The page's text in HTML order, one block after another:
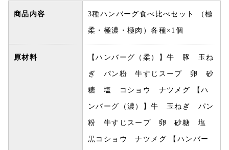
商品内容 3種ハンバーグ食べ比べセット （極
柔・極濃・極肉）各種×1個
原材料 【ハンバーグ（柔）】牛 豚 玉ね
ぎ パン粉 牛すじスープ 卵 砂
糖 塩 コショウ ナツメグ 【ハ
ンバーグ（濃）】牛 玉ねぎ パン
粉 牛すじスープ 卵 砂糖 塩
黒コショウ ナツメグ 【ハンバー